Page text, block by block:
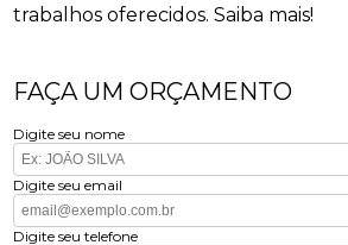
trabalhos oferecidos. Saiba mais!
FAÇA UM ORÇAMENTO
Digite seu nome
Digite seu email
Digite seu telefone